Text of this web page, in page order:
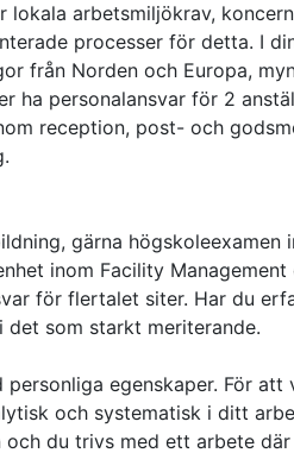
arbetsmiljökrav,
processer för detta. I
från Norden och Europa,
ha personalansvar för 2
reception, post- och
gärna högskoleexamen
inom Facility
för flertalet siter. Har du
det som starkt meriterande.
egenskaper. För att
och systematisk i ditt
du trivs med ett arbete